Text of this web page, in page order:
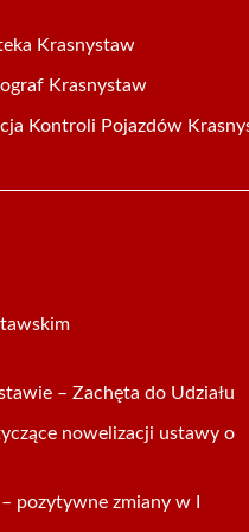
Krasnystaw
Krasnystaw
Kontroli Pojazdów
– Zachęta do Udziału
nowelizacji ustawy o
pozytywne zmiany w I